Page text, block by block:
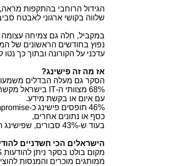
הגידול הרוחבי בהתקפות
שלווה בקושי ארגוני לאבטח
במקביל, חלה גם צמיחה עצומה
נפוץ בחודשים הראשונים של
עדכני על הקורונה ובתוך כך
אז מה זה פישינג?
הסקר גם מעלה הבדלים
68% מצוותי ה-
IT בישראל
עם איום או בקשת מידע.
46% תופסים פישינג כ-
כסף או נתונים אחרים,
בעוד ש-43% סבורים, שפישינג הוא בכלל
הישראלים הכי חשדניים
מקום בולט בסקר ניתן להודעות
ממותגים מוכרים והמנסות